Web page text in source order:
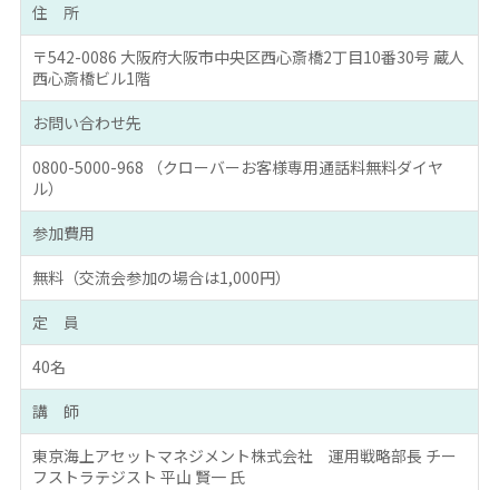
住 所
〒542-0086 大阪府大阪市中央区西心斎橋2丁目10番30号 蔵人
西心斎橋ビル1階
お問い合わせ先
0800-5000-968 （クローバーお客様専用通話料無料ダイヤ
ル）
参加費用
無料（交流会参加の場合は1,000円）
定 員
40名
講 師
東京海上アセットマネジメント株式会社 運用戦略部長 チー
フストラテジスト 平山 賢一 氏